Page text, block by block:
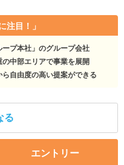
注目！」
プ本社」のグループ会社
中部エリアで事業を展開
自由度の高い提案ができる
る
エントリー